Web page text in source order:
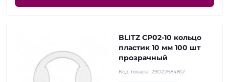
BLITZ CP02-10 кольцо
пластик 10 мм 100 шт
прозрачный
Код товара: 29022684812